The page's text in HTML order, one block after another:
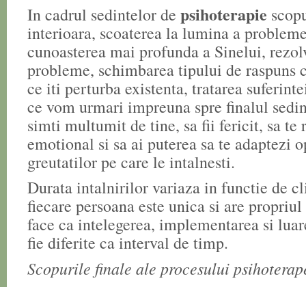
In cadrul sedintelor de psihoterapie
interioara, scoaterea la lumina a
cunoasterea mai profunda a Sinelui,
probleme, schimbarea tipului de raspuns
ce iti perturba existenta, tratarea
ce vom urmari impreuna spre finalul
simti multumit de tine, sa fii fericit, sa te
emotional si sa ai puterea sa te adaptezi
greutatilor pe care le intalnesti.
Durata intalnirilor variaza in functie de
fiecare persoana este unica si are
face ca intelegerea, implementarea si
fie diferite ca interval de timp.
Scopurile finale ale procesului